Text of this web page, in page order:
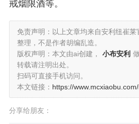
戒烟限酒等。
免责声明：以上文章均来自安利纽崔
整理，不是作者胡编乱造。
版权声明：本文由ai创建，
小布安利
转载请注明出处。
扫码可直接手机访问。
本文链接： https://
分享给朋友：